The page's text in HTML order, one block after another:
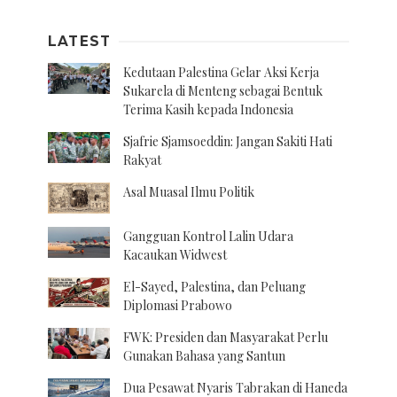
LATEST
Kedutaan Palestina Gelar Aksi Kerja
Sukarela di Menteng sebagai Bentuk
Terima Kasih kepada Indonesia
Sjafrie Sjamsoeddin: Jangan Sakiti Hati
Rakyat
Asal Muasal Ilmu Politik
Gangguan Kontrol Lalin Udara
Kacaukan Widwest
El-Sayed, Palestina, dan Peluang
Diplomasi Prabowo
FWK: Presiden dan Masyarakat Perlu
Gunakan Bahasa yang Santun
Dua Pesawat Nyaris Tabrakan di Haneda